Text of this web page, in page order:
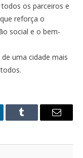
os parceiros e
reforça o
social e o bem-
uma cidade mais
Tumblr Email